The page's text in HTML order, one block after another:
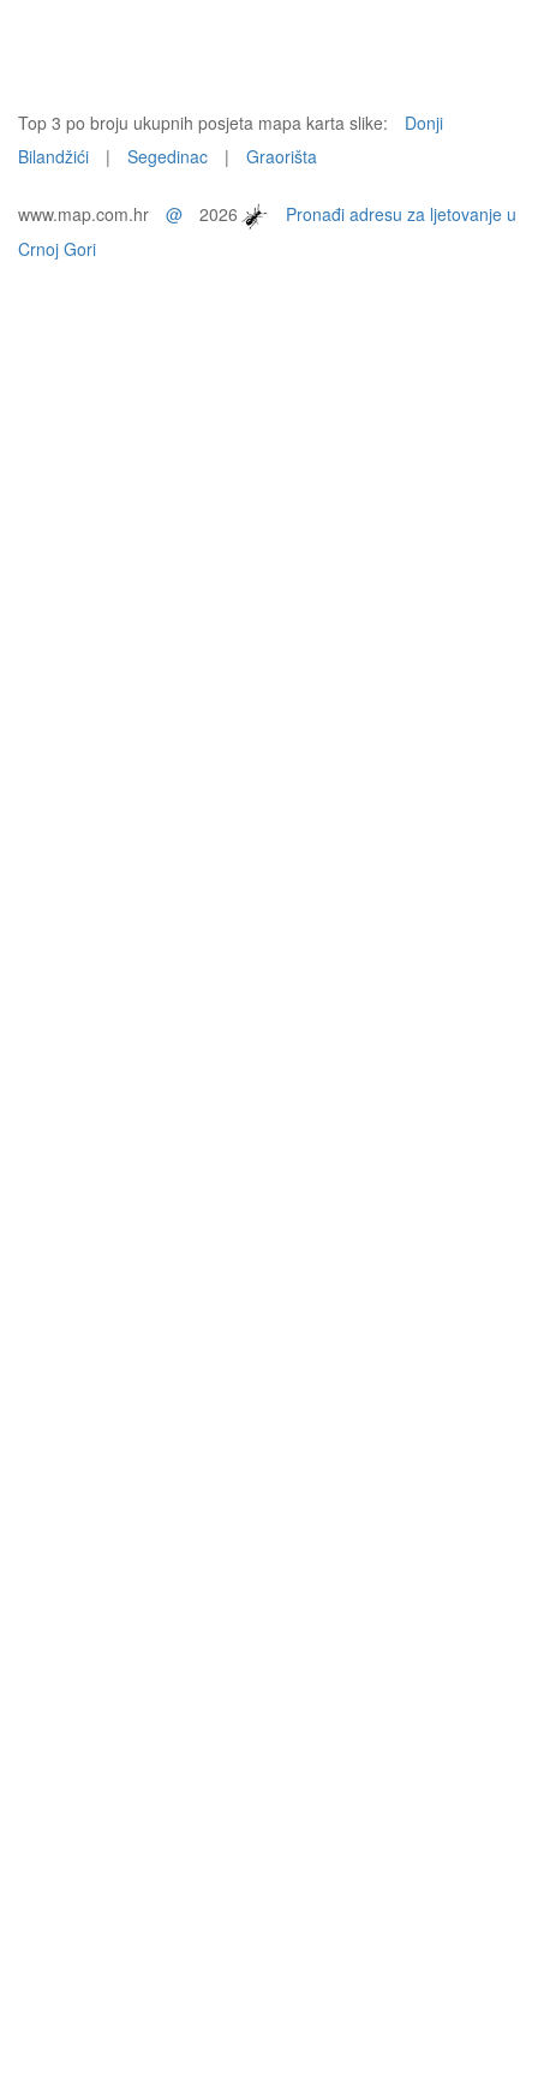
Top 3 po broju ukupnih posjeta mapa karta slike:
Donji
Bilandžići
| Segedinac | Graorišta
www.map.com.hr @ 2026
Pronađi adresu za ljetovanje u
Crnoj Gori